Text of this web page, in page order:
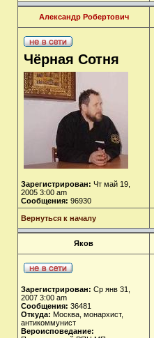
Александр Робертович
Чёрная Сотня
Зарегистрирован: Чт май 19,
2005 3:00 am
Сообщения: 96930
Вернуться к началу
Яков
Зарегистрирован: Ср янв 31,
2007 3:00 am
Сообщения: 36481
Откуда: Москва, монархист,
антикоммунист
Вероисповедание: